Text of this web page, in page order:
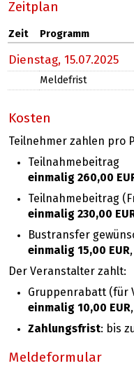
Zeitplan
Zeit Programm
Dienstag, 15.07.2025
Meldefrist
Kosten
Teilnehmer zahlen pro
Teilnahmebeitrag
einmalig 260,00
Teilnahmebeitrag
einmalig 230,00
Bustransfer
einmalig 15,00 EUR
Der Veranstalter zahlt:
Gruppenrabatt (für
einmalig 10,00 EUR
Zahlungsfrist: bis
Meldeformular